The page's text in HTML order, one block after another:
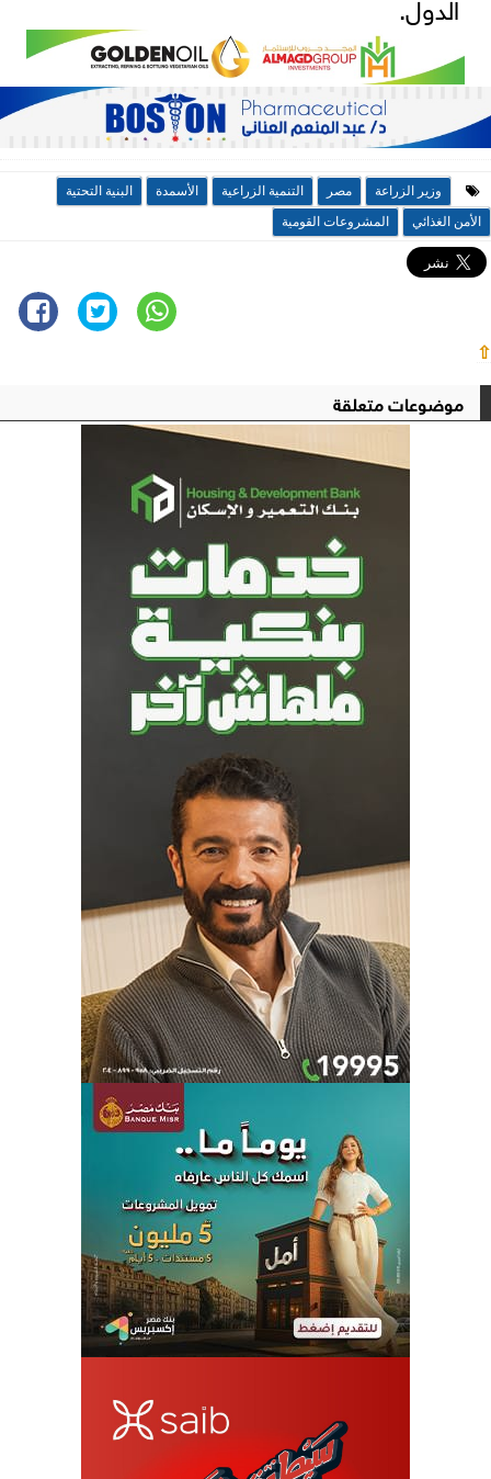
وزير الزراعة مصر التنمية الزراعية الأسمدة
البنية التحتية
الأمن الغذائي
المشروعات القومية
⇧
موضوعات متعلقة